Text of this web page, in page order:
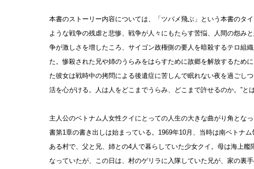
本書のストーリー内容については、「ツバメ飛ぶ」という本書のタ
ような戦争の残虐と悲惨、戦争が人々にもたらす苦悩、人間の怨み
争が激しさを増したころ、サイゴン政権側の要人を暗殺するテロ組
た。惨殺された兄や姉のうらみをはらすために故郷を解放するため
た彼女は戦時中の拷問による後遺症に苦しんで眠れない夜を過ごし
活を心がける。人は人をどこまでうらみ、どこまで許せるのか。”と
主人公のベトナム人女性クイにとっての人生の大きな曲がり角とな
書第1章の書き出しは始まっている。1969年10月、当時は南ベトナ
ある村で、父と兄、姉との4人で暮らしていた少女クイ。母は海上艦
なっていたが、この日は、村のゲリラに入隊していた兄が、家の裏